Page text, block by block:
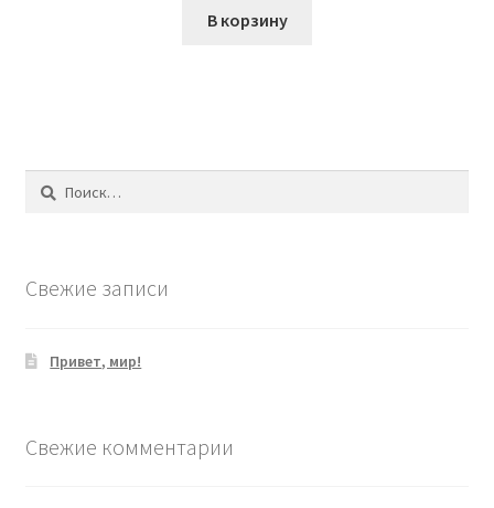
В корзину
Найти:
Свежие записи
Привет, мир!
Свежие комментарии